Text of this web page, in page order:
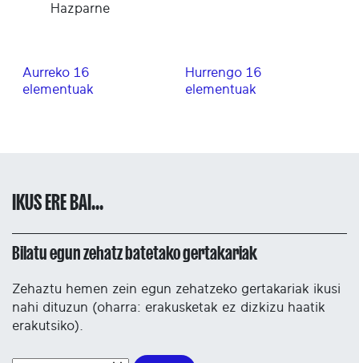
Hazparne
Aurreko 16
elementuak
Hurrengo 16
elementuak
IKUS ERE BAI...
Bilatu egun zehatz batetako gertakariak
Zehaztu hemen zein egun zehatzeko gertakariak ikusi
nahi dituzun (oharra: erakusketak ez dizkizu haatik
erakutsiko).